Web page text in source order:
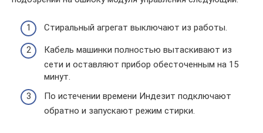
Стиральный агрегат выключают из работы.
Кабель машинки полностью вытаскивают из
сети и оставляют прибор обесточенным на 15
минут.
По истечении времени Индезит подключают
обратно и запускают режим стирки.